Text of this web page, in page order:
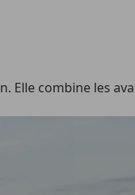
Elle combine les